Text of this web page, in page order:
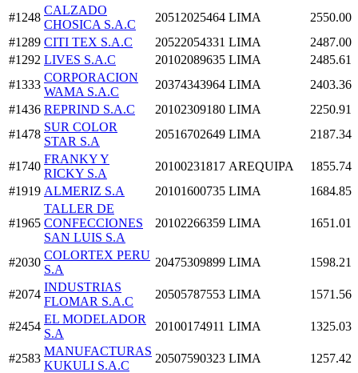
#1248
CALZADO
CHOSICA S.A.C
20512025464 LIMA
2550.00
#1289 CITI TEX S.A.C 20522054331 LIMA
2487.00
#1292 LIVES S.A.C 20102089635 LIMA
2485.61
#1333
CORPORACION
WAMA S.A.C
20374343964 LIMA
2403.36
#1436 REPRIND S.A.C 20102309180 LIMA
2250.91
#1478
SUR COLOR
STAR S.A
20516702649 LIMA 2187.34
#1740
FRANKY Y
RICKY S.A
20100231817 AREQUIPA
1855.74
#1919 ALMERIZ S.A 20101600735 LIMA 1684.85
#1965
TALLER DE
CONFECCIONES
SAN LUIS S.A
20102266359 LIMA 1651.01
#2030
COLORTEX PERU
S.A
20475309899 LIMA 1598.21
#2074
INDUSTRIAS
FLOMAR S.A.C
20505787553 LIMA 1571.56
#2454
EL MODELADOR
S.A
20100174911 LIMA 1325.03
#2583
MANUFACTURAS
KUKULI S.A.C
20507590323 LIMA 1257.42